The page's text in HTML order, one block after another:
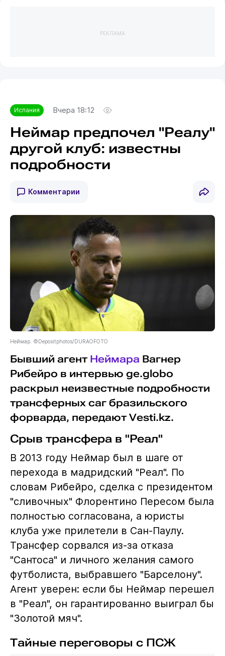
РЕКЛАМА
Испания Вчера 18:12
Неймар предпочел "Реалу"
другой клуб: известны
подробности
Комментарии
Неймар. ©Depositphotos/DURAOFOTO
Бывший агент Неймара Вагнер
Рибейро в интервью ge.globo
раскрыл неизвестные подробности
трансферных саг бразильского
форварда, передают Vesti.kz.
Срыв трансфера в "Реал"
В 2013 году Неймар был в шаге от
перехода в мадридский "Реал". По
словам Рибейро, сделка с президентом
"сливочных" Флорентино Пересом была
полностью согласована, а юристы
клуба уже прилетели в Сан-Паулу.
Трансфер сорвался из-за отказа
"Сантоса" и личного желания самого
футболиста, выбравшего "Барселону".
Агент уверен: если бы Неймар перешел
в "Реал", он гарантированно выиграл бы
"Золотой мяч".
Тайные переговоры с ПСЖ